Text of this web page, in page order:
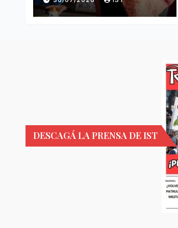
DESCAGÁ LA PRENSA DE IST